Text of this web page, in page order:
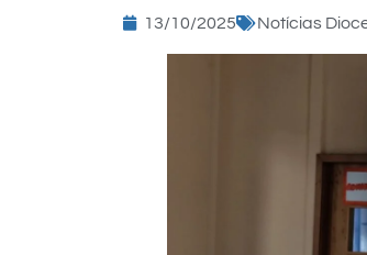
13/10/2025 Notícias